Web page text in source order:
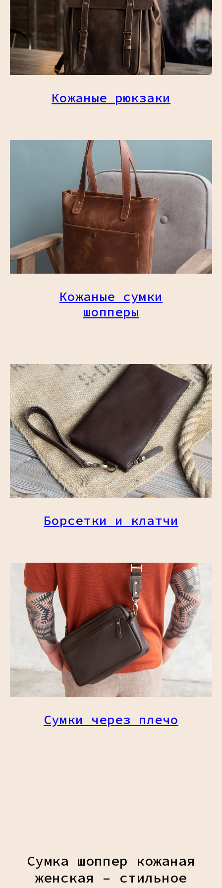
Кожаные рюкзаки
Кожаные сумки
шопперы
Борсетки и клатчи
Сумки через плечо
Сумка шоппер кожаная
женская – стильное